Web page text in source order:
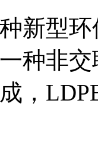
新型
种非
，